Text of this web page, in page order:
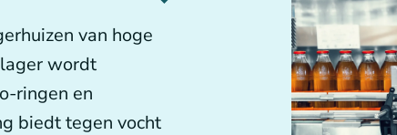
van hoge
wordt
ringen en
biedt tegen vocht